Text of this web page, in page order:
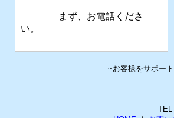
まず、お電話くださ
い。
~お客様をサポー